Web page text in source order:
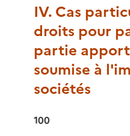
IV. Cas
droits pour
partie
soumise à
sociétés
100